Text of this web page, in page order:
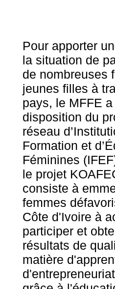
Pour apporter
la situation de
de nombreuses
jeunes filles à
pays, le MFFE
disposition du
réseau
Formation et
Féminines
le projet
consiste à
femmes
Côte d'Ivoire à
participer et
résultats de
matière